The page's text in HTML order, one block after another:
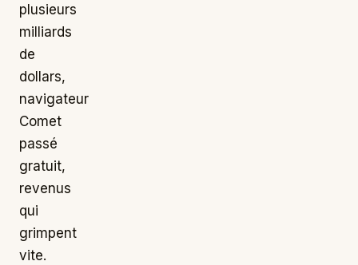
plusieurs
milliards
de
dollars,
navigateur
Comet
passé
gratuit,
revenus
qui
grimpent
vite.